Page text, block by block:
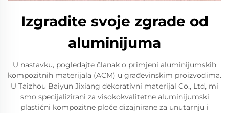
Izgradite svoje zgrade od
aluminijuma
U nastavku, pogledajte članak o primjeni aluminijumskih
kompozitnih materijala (ACM) u građevinskim proizvodima.
U Taizhou Baiyun Jixiang dekorativni materijal Co., Ltd, mi
smo specijalizirani za visokokvalitetne aluminijumski
plastični kompozitne ploče dizajnirane za unutarnju i